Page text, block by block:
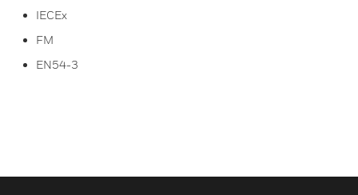
IECEx
FM
EN54-3